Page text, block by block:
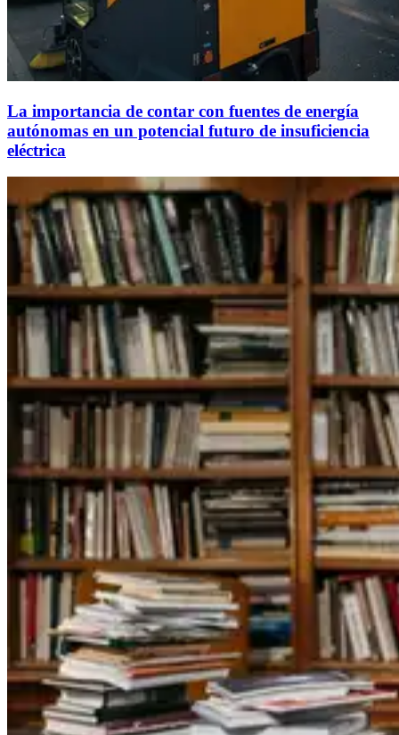
La importancia de contar con fuentes de energía
autónomas en un potencial futuro de insuficiencia
eléctrica